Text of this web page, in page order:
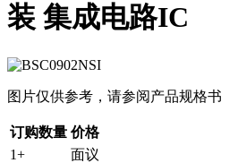
装 集成电路IC
图片仅供参考，请参阅产品规格书
订购数量 价格
1+
面议